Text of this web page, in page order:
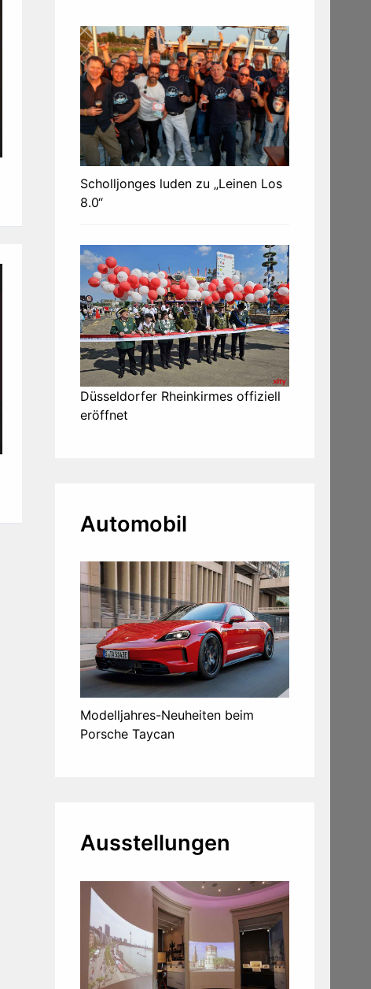
Scholljonges luden zu „Leinen Los
8.0“
Düsseldorfer Rheinkirmes offiziell
eröffnet
Automobil
Modelljahres-Neuheiten beim
Porsche Taycan
Ausstellungen